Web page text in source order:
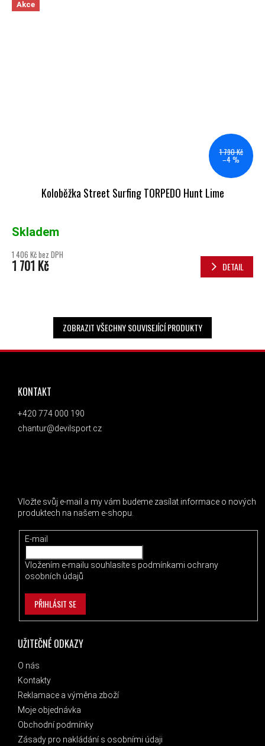
Akce
1 790 Kč
–4 %
Koloběžka Street Surfing TORPEDO Hunt Lime
Skladem
1 406 Kč bez DPH
1 701 Kč DETAIL
ZOBRAZIT VŠECHNY SOUVISEJÍCÍ PRODUKTY
ZÁPATÍ
UŽITEČNÉ ODKAZY
O nás
Kontakty
Reklamace a výměna zboží
Moje objednávka
Obchodní podmínky
Zásady pro nakládání s osobními údaji
KONTAKT
+420 774 000 190
chantur@devilsport.cz
Vložte svůj e-mail a my vám budeme zasílat informace o nových
produktech na našem e-shopu.
E-mail
Vložením e-mailu souhlasíte s podmínkami ochrany
osobních údajů
PŘIHLÁSIT SE